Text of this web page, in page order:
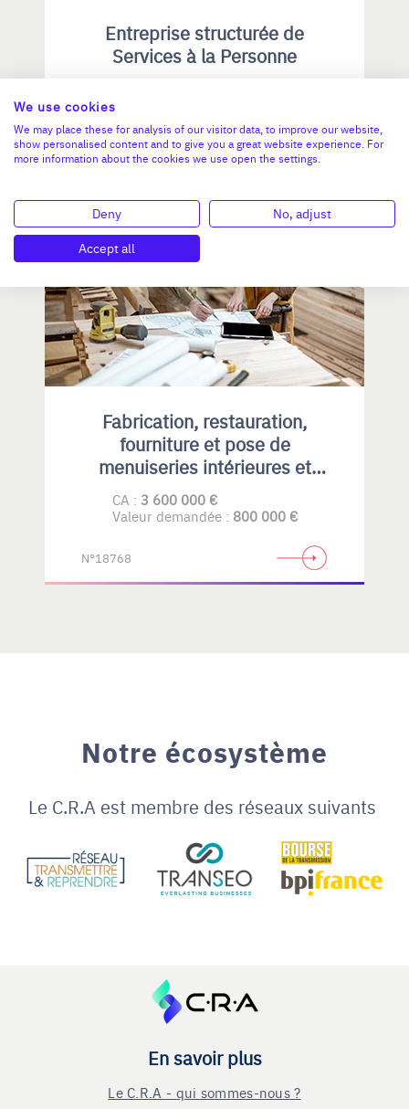
Entreprise structurée de
Services à la Personne
CA :
Valeur demandée :810 000 €
ÎLE-DE-FRANCE
Fabrication, restauration,
fourniture et pose de
menuiseries intérieures et
extérieures , principalement en
bois
CA : 3 600 000 €
Valeur demandée : 800 000 €
N°18768
Notre écosystème
Le C.R.A est membre des réseaux suivants
En savoir plus
Le C.R.A - qui sommes-nous ?
We use cookies
We may place these for analysis of our visitor data, to improve our website,
show personalised content and to give you a great website experience. For
more information about the cookies we use open the settings.
Deny
No, adjust
Accept all